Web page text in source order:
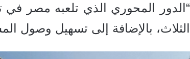
“الدور المحوري الذي تلعبه مصر في
الثلاث، بالإضافة إلى تسهيل وصول